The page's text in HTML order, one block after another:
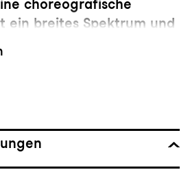
choreografische
ein breites Spektrum und
Stücken über
bis hin zu sehr
Steps. Neben
am Luzerner Theater